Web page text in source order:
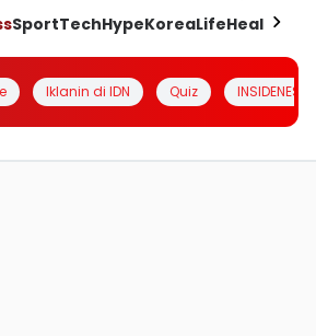
SportTechHypeKoreaLifeHealth
Iklanin di IDN Quiz INSIDENESIA